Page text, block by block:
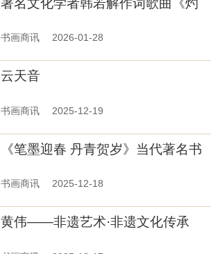
书画商讯 2026-01-28
云天音
书画商讯 2025-12-19
《笔墨迎春 丹青贺岁》当代著名书
书画商讯 2025-12-18
黄伟——非遗艺术·非遗文化传承